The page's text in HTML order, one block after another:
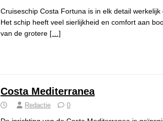
Cruiseschip Costa Fortuna is in elk detail werkelijk
Het schip heeft veel sierlijkheid en comfort aan
van de grotere […]
Costa Mediterranea
Redactie 0